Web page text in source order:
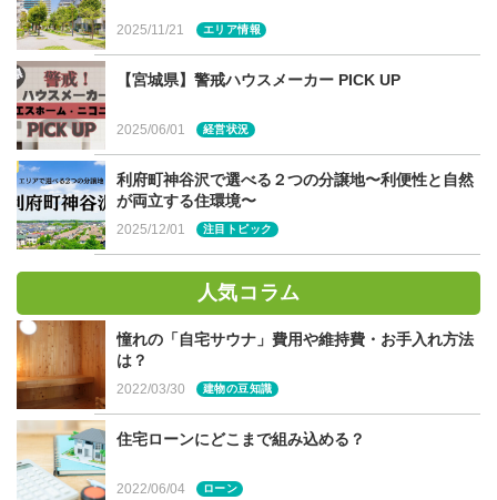
です。北洲が長年培ってきたノウハウがしっかり集約され
ております。
HEAT20G1グレードを超える断熱性能
断熱材は、吹き込み用グラスウール400㎜、高性能
グラスウール105㎜を採用
窓はLow-e ペアガラス樹脂サッシ［日射遮熱型］
耐震性は最高レベルの耐震等級3が標準仕様
地震に強い「ベタ基礎」採用
制振装置や、コーナー部分に三角形状（水平ハン
チ）を採用。繰り返しに強いサステナブル耐震
省令準耐火構造で火災保険の「T構造」の区分に該当
「USUKO」の商品紹介
現在、2種類の商品を展開。今後様々なコンセプトハウス
2025/11/21 エリア情報
【宮城県】警戒ハウスメーカー PICK UP
2025/06/01 経営状況
利府町神谷沢で選べる２つの分譲地〜利便性と自然
が両立する住環境〜
2025/12/01 注目トピック
人気コラム
憧れの「自宅サウナ」費用や維持費・お手入れ方法
は？
2022/03/30 建物の豆知識
住宅ローンにどこまで組み込める？
2022/06/04 ローン